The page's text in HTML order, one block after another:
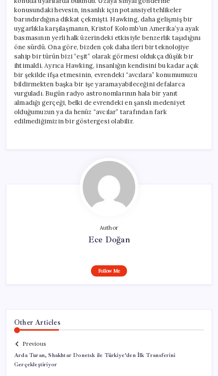
konusundaki hevesin, insanlık için potansiyel tehlikeler
barındırdığına dikkat çekmişti. Hawking, daha gelişmiş bir
uygarlıkla karşılaşmanın, Kristof Kolomb’un Amerika’ya ayak
basmasının yerli halk üzerindeki etkisiyle benzerlik taşıdığını
öne sürdü. Ona göre, bizden çok daha ileri bir teknolojiye
sahip bir türün bizi “eşit” olarak görmesi oldukça düşük bir
ihtimaldi. Ayrıca Hawking, insanlığın kendisini bu kadar açık
bir şekilde ifşa etmesinin, evrendeki “avcılara” konumumuzu
bildirmekten başka bir işe yaramayabileceğini defalarca
vurguladı. Bugün radyo astronomlarının hala bir yanıt
almadığı gerçeği, belki de evrendeki en şanslı medeniyet
olduğumuzun ya da henüz “avcılar” tarafından fark
edilmediğimizin bir göstergesi olabilir.
Author
Ece Doğan
Follow Me
Other Articles
Previous
Arda Turan, Shakhtar Donetsk ile Türkiye’den İlk Transferini
Gerçekleştiriyor